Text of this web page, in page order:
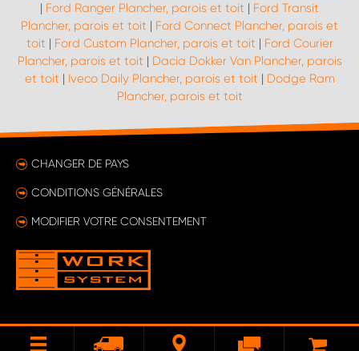
| Ford Ranger Plancher, parois et toit | Ford Transit
Plancher, parois et toit | Ford Connect Plancher, parois et
toit | Ford Custom Plancher, parois et toit | Ford Courier
Plancher, parois et toit | Dacia Dokker Van Plancher, parois
et toit | Iveco Daily Plancher, parois et toit | Dodge Ram
Plancher, parois et toit
CHANGER DE PAYS
CONDITIONS GÉNÉRALES
MODIFIER VOTRE CONSENTEMENT